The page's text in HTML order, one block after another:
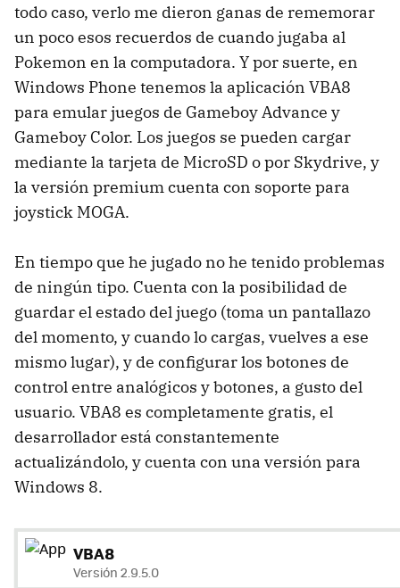
todo caso, verlo me dieron ganas de rememorar
un poco esos recuerdos de cuando jugaba al
Pokemon en la computadora. Y por suerte, en
Windows Phone tenemos la aplicación VBA8
para emular juegos de Gameboy Advance y
Gameboy Color. Los juegos se pueden cargar
mediante la tarjeta de MicroSD o por Skydrive, y
la versión premium cuenta con soporte para
joystick MOGA.
En tiempo que he jugado no he tenido problemas
de ningún tipo. Cuenta con la posibilidad de
guardar el estado del juego (toma un pantallazo
del momento, y cuando lo cargas, vuelves a ese
mismo lugar), y de configurar los botones de
control entre analógicos y botones, a gusto del
usuario. VBA8 es completamente gratis, el
desarrollador está constantemente
actualizándolo, y cuenta con una versión para
Windows 8.
VBA8
Versión 2.9.5.0